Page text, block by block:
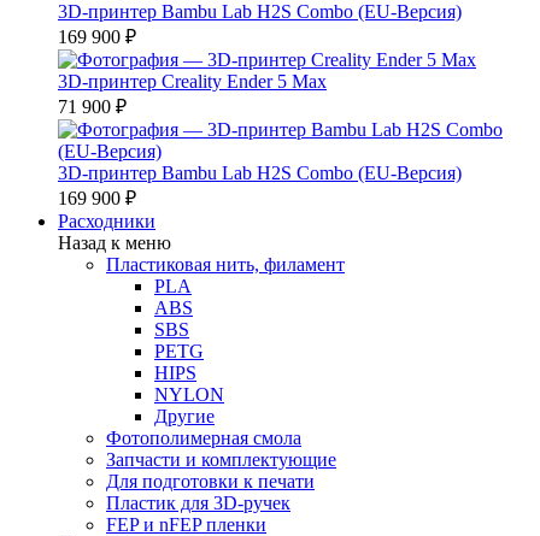
3D-принтер Bambu Lab H2S Combo (EU-Версия)
169 900 ₽
3D-принтер Creality Ender 5 Max
71 900 ₽
3D-принтер Bambu Lab H2S Combo (EU-Версия)
169 900 ₽
Расходники
Назад к меню
Пластиковая нить, филамент
PLA
ABS
SBS
PETG
HIPS
NYLON
Другие
Фотополимерная смола
Запчасти и комплектующие
Для подготовки к печати
Пластик для 3D-ручек
FEP и nFEP пленки